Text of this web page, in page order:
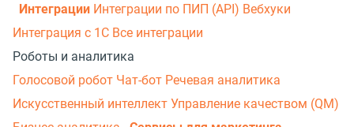
Интеграции Интеграции по ПИП (API) Вебхуки
Интеграция с 1С Все интеграции
Роботы и аналитика
Голосовой робот Чат-бот Речевая аналитика
Искусственный интеллект Управление качеством (QM)